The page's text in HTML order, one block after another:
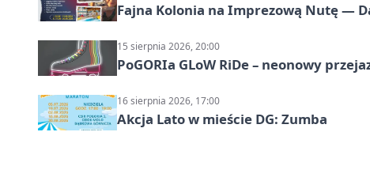
Fajna Kolonia na Imprezową Nutę —
15 sierpnia 2026, 20:00
PoGORIa GLoW RiDe – neonowy
16 sierpnia 2026, 17:00
Akcja Lato w mieście DG: Zumba